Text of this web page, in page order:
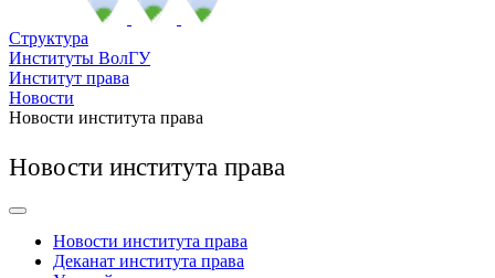
Структура
Институты ВолГУ
Институт права
Новости
Новости института права
Новости института права
Новости института права
Деканат института права